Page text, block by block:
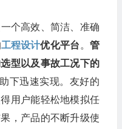
个高效、简洁、准确
工程设计优化平台。 管
型以及事故工况下的
下迅速实现。友好的
用户能轻松地模拟任
，产品的不断升级使